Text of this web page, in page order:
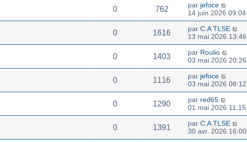
0 762 par jefoce
14 juin 2026 09:04
0 1616 par C.A TLSE
13 mai 2026 13:46
0 1403 par Roulio
03 mai 2026 20:26
0 1116 par jefoce
03 mai 2026 08:12
0 1290 par red65
01 mai 2026 11:15
0 1391 par C.A TLSE
30 avr. 2026 16:00